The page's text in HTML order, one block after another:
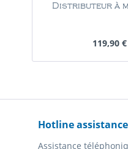
Distributeur à
Contenu1
119,90
Hotline assistance
Assistance